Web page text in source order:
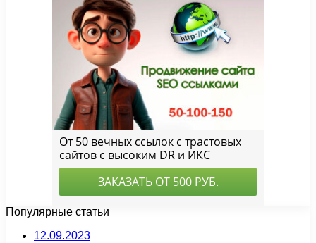
Популярные статьи
12.09.2023